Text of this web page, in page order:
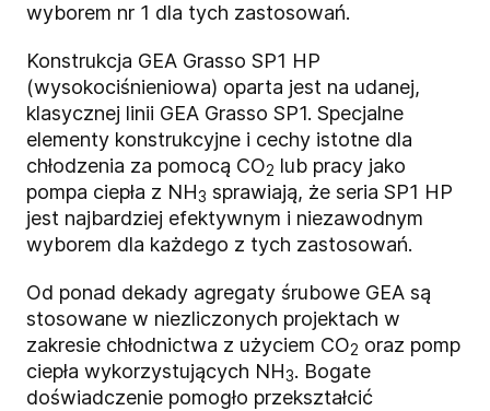
wyborem nr 1 dla tych zastosowań.
Konstrukcja GEA Grasso SP1 HP
(wysokociśnieniowa) oparta jest na udanej,
klasycznej linii GEA Grasso SP1. Specjalne
elementy konstrukcyjne i cechy istotne dla
chłodzenia za pomocą CO2 lub pracy jako
pompa ciepła z NH3 sprawiają, że seria SP1 HP
jest najbardziej efektywnym i niezawodnym
wyborem dla każdego z tych zastosowań.
Od ponad dekady agregaty śrubowe GEA są
stosowane w niezliczonych projektach w
zakresie chłodnictwa z użyciem CO2 oraz pomp
ciepła wykorzystujących NH3. Bogate
doświadczenie pomogło przekształcić